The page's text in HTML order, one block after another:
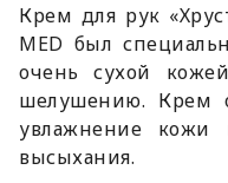
Крем для рук
MED был
очень сухой
шелушению. Крем
увлажнение
высыхания.